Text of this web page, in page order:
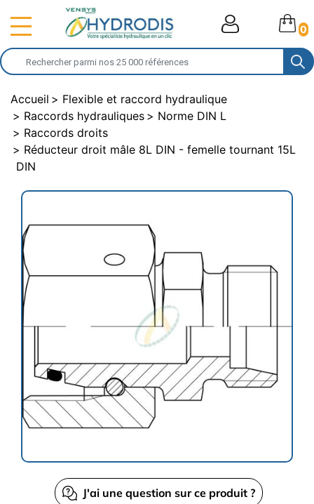
0
Accueil
Flexible et raccord hydraulique
Raccords hydrauliques
Norme DIN L
Raccords droits
Réducteur droit mâle 8L DIN - femelle tournant 15L
DIN
J'ai une question sur ce produit ?